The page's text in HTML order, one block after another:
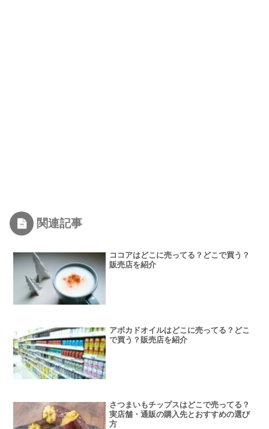
関連記事
ココアはどこに売ってる？どこで買う？
販売店を紹介
アボカドオイルはどこに売ってる？どこ
で買う？販売店を紹介
さつまいもチップスはどこで売ってる？
実店舗・通販の購入先とおすすめの選び
方